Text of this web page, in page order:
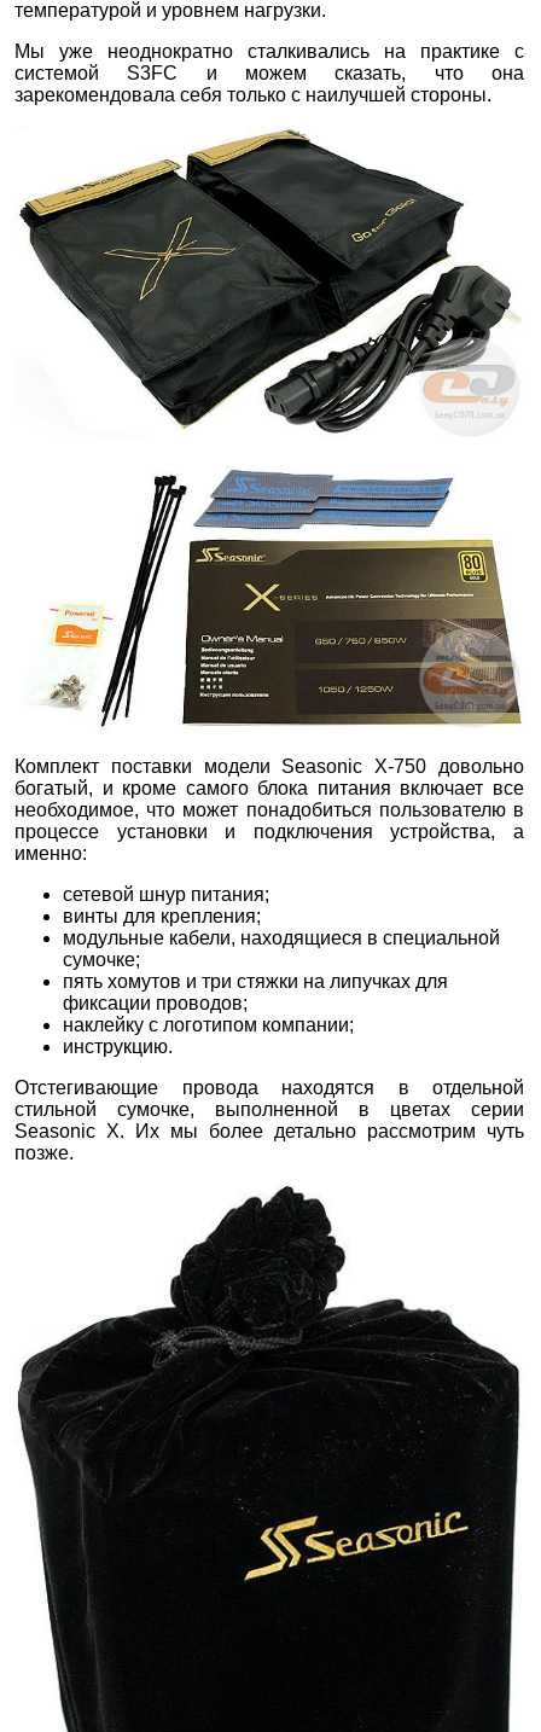
температурой и уровнем нагрузки.
Мы уже неоднократно сталкивались на практике с
системой S3FC и можем сказать, что она
зарекомендовала себя только с наилучшей стороны.
Комплект поставки модели Seasonic X-750 довольно
богатый, и кроме самого блока питания включает все
необходимое, что может понадобиться пользователю в
процессе установки и подключения устройства, а
именно:
сетевой шнур питания;
винты для крепления;
модульные кабели, находящиеся в специальной
сумочке;
пять хомутов и три стяжки на липучках для
фиксации проводов;
наклейку с логотипом компании;
инструкцию.
Отстегивающие провода находятся в отдельной
стильной сумочке, выполненной в цветах серии
Seasonic X. Их мы более детально рассмотрим чуть
позже.